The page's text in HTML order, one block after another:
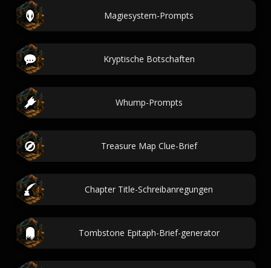
Magiesystem-Prompts
Kryptische Botschaften
Whump-Prompts
Treasure Map Clue-Brief
Chapter Title-Schreibanregungen
Tombstone Epitaph-Brief-generator